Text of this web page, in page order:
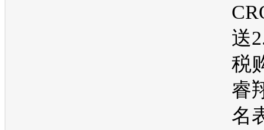
送
税
睿
名